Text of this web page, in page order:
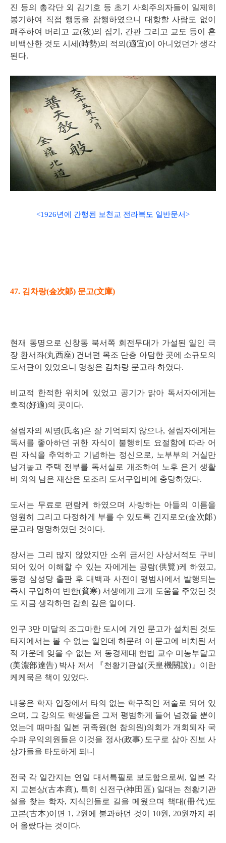
진 등의 총각단 외 김기호 등 초기 사회주의자들이 일제히
봉기하여 직접 행동을 잠행하였으니 대항할 사람도 없이
패주하여 버리고 교(敎)의 집기 , 간판 그리고 교도 등이 혼
비백산한 것도 시세 (時勢)의 적의 (適宜)이 아니었던가 생각
된다.
<1926년에 간행된 보천교 전라북도 일반문서>
47. 김차랑(金次郞) 문고(文庫)
현재 동명으로 신창동 북서쪽 회전무대가 가설된 일인 극
장 환서좌(丸西座) 건너편 목조 단층 아담한 곳에 소규모의
도서관이 있었으니 명칭은 김차랑 문고라 하였다.
비교적 한적한 위치에 있었고 공기가 맑아 독서자에게는
호적(好適)의 곳이다.
설립자의 씨명(氏名)은 잘 기억되지 않으나, 설립자에게는
독서를 좋아하던 귀한 자식이 불행히도 요절함에 따라 어
린 자식을 추억하고 기념하는 정신으로, 노부부의 거실만
남겨놓고 주택 전부를 독서실로 개조하여 노후 은거 생활
비 외의 남은 재산은 모조리 도서구입비에 충당하였다.
도서는 무료로 편람케 하였으며 사랑하는 아들의 이름을
영원히 그리고 다정하게 부를 수 있도록 긴지로오(金次郞)
문고라 명명하였던 것이다.
장서는 그리 많지 않았지만 소위 금서인 사상서적도 구비
되어 있어 이해할 수 있는 자에게는 공람(供覽)케 하였고,
동경 삼성당 출판 후 대백과 사전이 평범사에서 발행되는
즉시 구입하여 빈한(貧寒)서생에게 크게 도움을 주었던 것
도 지금 생각하면 감회 깊은 일이다.
인구 3만 미달의 조그마한 도시에 개인 문고가 설치된 것도
타지에서는 볼 수 없는 일인데 하문려 이 문고에 비치된 서
적 가운데 잊을 수 없는 저 동경제대 헌법 교수 미농부달고
(美濃部達告) 박사 저서 『천황기관설(天皇機關說) 』 이란
케케묵은 책이 있었다.
내용은 학자 입장에서 타의 없는 학구적인 저술로 되어 있
으며 , 그 강의도 학생들은 그저 평범하게 들어 넘겼을 뿐이
었는데 때마침 일본 귀족원(현 참의원)의회가 개회되자 국
수파 우익의원들은 이것을 정사(政事) 도구로 삼아 진보 사
상가들을 타도하게 되니
전국 각 일간지는 연일 대서특필로 보도함으로써 , 일본 각
지 고본상(古本商), 특히 신전구(神田區) 일대는 천황기관
설을 찾는 학자, 지식인들로 길을 메웠으며 책대(冊代)도
고본(古本)이면 1, 2원에 불과하던 것이 10원 , 20원까지 뛰
어 올랐다는 것이다.